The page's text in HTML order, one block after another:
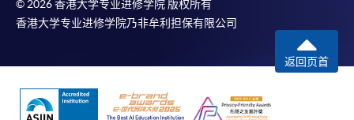
如以劃線支票或銀行本票繳付，抬頭請註明「香港大
學專業進修學院」。支票背面請寫上課程名稱及申請
親臨學院各報名中心遞交劃線支票、報名表格及有關
© 2026 香港大学专业进修学院 版权所有
香港大学专业进修学院乃非牟利担保有限公司
返回页首